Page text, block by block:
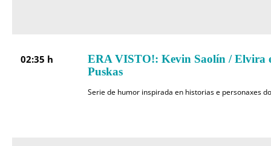
02:35 h
ERA VISTO!: Kevin Saolín / Elvira
Puskas
Serie de humor inspirada en historias e personaxes